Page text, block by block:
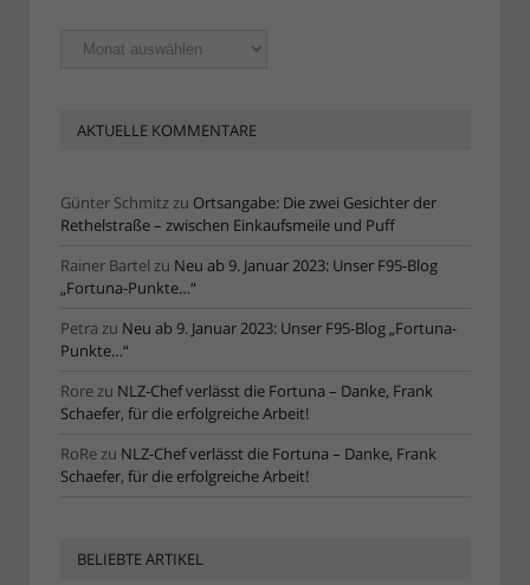
Ältere
Artikel
AKTUELLE KOMMENTARE
Günter Schmitzzu Ortsangabe: Die zwei Gesichter der
Rethelstraße – zwischen Einkaufsmeile und Puff
Rainer Bartel zu Neu ab 9. Januar 2023: Unser F95-Blog
„Fortuna-Punkte…“
Petra zu Neu ab 9. Januar 2023: Unser F95-Blog „Fortuna-
Punkte…“
Rorezu NLZ-Chef verlässt die Fortuna – Danke, Frank
Schaefer, für die erfolgreiche Arbeit!
RoRezu NLZ-Chef verlässt die Fortuna – Danke, Frank
Schaefer, für die erfolgreiche Arbeit!
BELIEBTE ARTIKEL